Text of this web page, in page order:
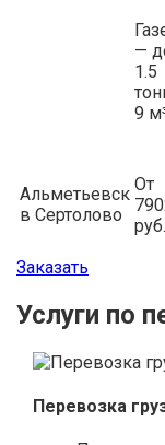
—
1.5
9
Альметьевск
в Сертолово
От
руб.
Заказать
Услуги по
Перевозка